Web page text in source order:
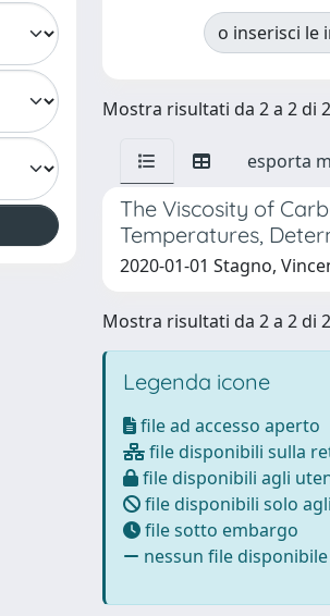
o inserisci le
Mostra risultati da 2 a 2 di 2
esporta
The Viscosity of
Temperatures,
2020-01-01 Stagno,
Mostra risultati da 2 a 2 di 2
Legenda icone
file ad accesso aperto
file disponibili sulla
file disponibili agli
file disponibili solo
file sotto embargo
nessun file disponibile